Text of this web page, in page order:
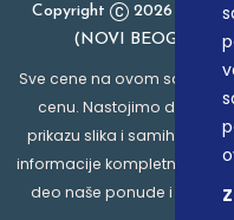
Copyright
2026
(NOVI BEOGRAD),
Sve cene na ovom sajtu
cenu. Nastojimo da
prikazu slika i samih cena,
informacije kompletne i bez
deo naše ponude i ne